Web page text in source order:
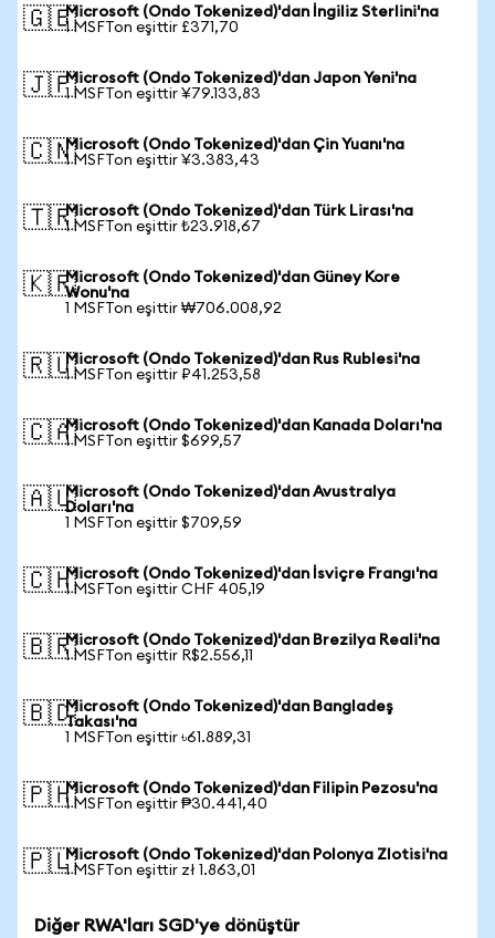
🇬🇧Microsoft (Ondo Tokenized)'dan İngiliz Sterlini'na
1 MSFTon eşittir £371,70
🇯🇵Microsoft (Ondo Tokenized)'dan Japon Yeni'na
1 MSFTon eşittir ¥79.133,83
🇨🇳Microsoft (Ondo Tokenized)'dan Çin Yuanı'na
1 MSFTon eşittir ¥3.383,43
🇹🇷Microsoft (Ondo Tokenized)'dan Türk Lirası'na
1 MSFTon eşittir ₺23.918,67
🇰🇷Microsoft (Ondo Tokenized)'dan Güney Kore
Wonu'na
1 MSFTon eşittir ₩706.008,92
🇷🇺Microsoft (Ondo Tokenized)'dan Rus Rublesi'na
1 MSFTon eşittir ₽41.253,58
🇨🇦Microsoft (Ondo Tokenized)'dan Kanada Doları'na
1 MSFTon eşittir $699,57
🇦🇺Microsoft (Ondo Tokenized)'dan Avustralya
Doları'na
1 MSFTon eşittir $709,59
🇨🇭Microsoft (Ondo Tokenized)'dan İsviçre Frangı'na
1 MSFTon eşittir CHF 405,19
🇧🇷Microsoft (Ondo Tokenized)'dan Brezilya Reali'na
1 MSFTon eşittir R$2.556,11
🇧🇩Microsoft (Ondo Tokenized)'dan Bangladeş
Takası'na
1 MSFTon eşittir ৳61.889,31
🇵🇭Microsoft (Ondo Tokenized)'dan Filipin Pezosu'na
1 MSFTon eşittir ₱30.441,40
🇵🇱Microsoft (Ondo Tokenized)'dan Polonya Zlotisi'na
1 MSFTon eşittir zł 1.863,01
Diğer RWA'ları SGD'ye dönüştür